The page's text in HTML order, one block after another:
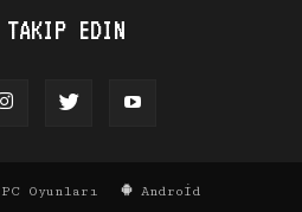
EDIN
Oyunları
Android